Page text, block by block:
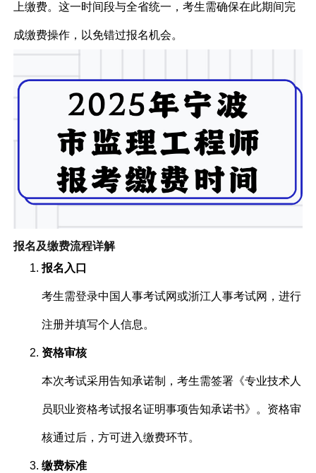
上缴费。这一时间段与全省统一，考生需确保在此期间完
成缴费操作，以免错过报名机会。
报名及缴费流程详解
报名入口
考生需登录中国人事考试网或浙江人事考试网，进行
注册并填写个人信息。
资格审核
本次考试采用告知承诺制，考生需签署《专业技术人
员职业资格考试报名证明事项告知承诺书》。资格审
核通过后，方可进入缴费环节。
缴费标准